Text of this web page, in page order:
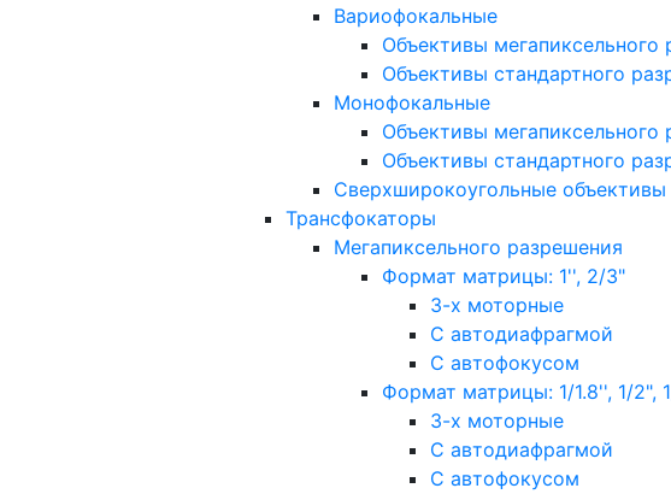
Вариофокальные
Объективы мегапиксельного
Объективы стандартного
Монофокальные
Объективы мегапиксельного
Объективы стандартного
Сверхширокоугольные объективы
Трансфокаторы
Мегапиксельного разрешения
Формат матрицы: 1'', 2/3"
3-х моторные
С автодиафрагмой
С автофокусом
Формат матрицы: 1/1.8'', 1/2",
3-х моторные
С автодиафрагмой
С автофокусом